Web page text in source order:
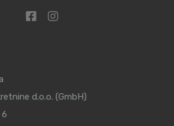
d.o.o. (GmbH)
6